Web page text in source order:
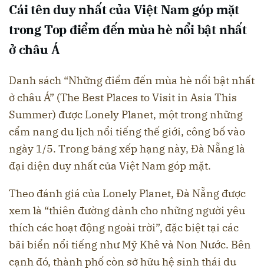
Cái tên duy nhất của Việt Nam góp mặt
trong Top điểm đến mùa hè nổi bật nhất
ở châu Á
Danh sách “Những điểm đến mùa hè nổi bật nhất
ở châu Á” (The Best Places to Visit in Asia This
Summer) được Lonely Planet, một trong những
cẩm nang du lịch nổi tiếng thế giới, công bố vào
ngày 1/5. Trong bảng xếp hạng này, Đà Nẵng là
đại diện duy nhất của Việt Nam góp mặt.
Theo đánh giá của Lonely Planet, Đà Nẵng được
xem là “thiên đường dành cho những người yêu
thích các hoạt động ngoài trời”, đặc biệt tại các
bãi biển nổi tiếng như Mỹ Khê và Non Nước. Bên
cạnh đó, thành phố còn sở hữu hệ sinh thái du